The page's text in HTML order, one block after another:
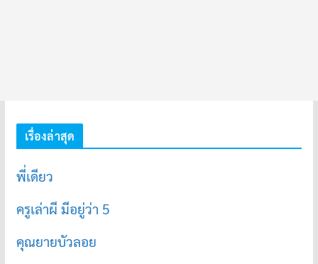
เรื่องล่าสุด
พี่เดียว
ครูเล่าผี มีอยู่ว่า 5
คุณยายบัวลอย